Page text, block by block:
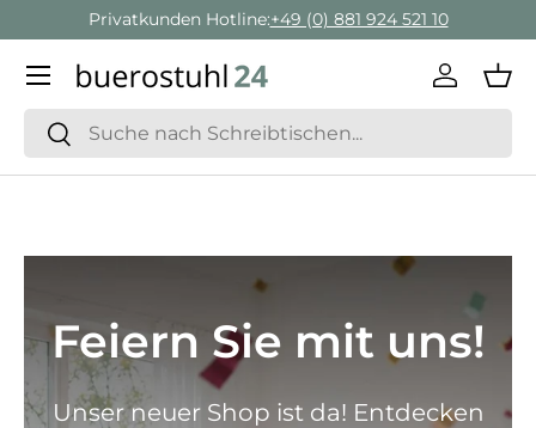
Direkt zum Inhalt
Privatkunden Hotline:+49 (0) 881 924 521 10
Suchen
Suchen
Menü
Feiern Sie mit uns!
Unser neuer Shop ist da! Entdecken